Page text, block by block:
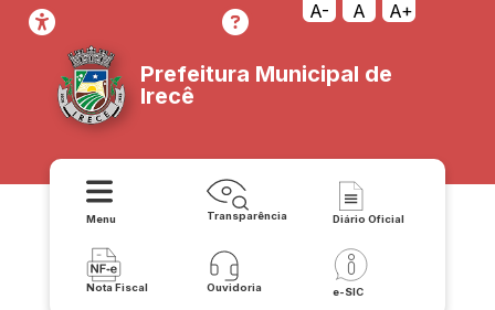
A- A A+
Prefeitura Municipal de
Irecê
Menu Transparência Diário Oficial
Nota Fiscal Ouvidoria e-SIC